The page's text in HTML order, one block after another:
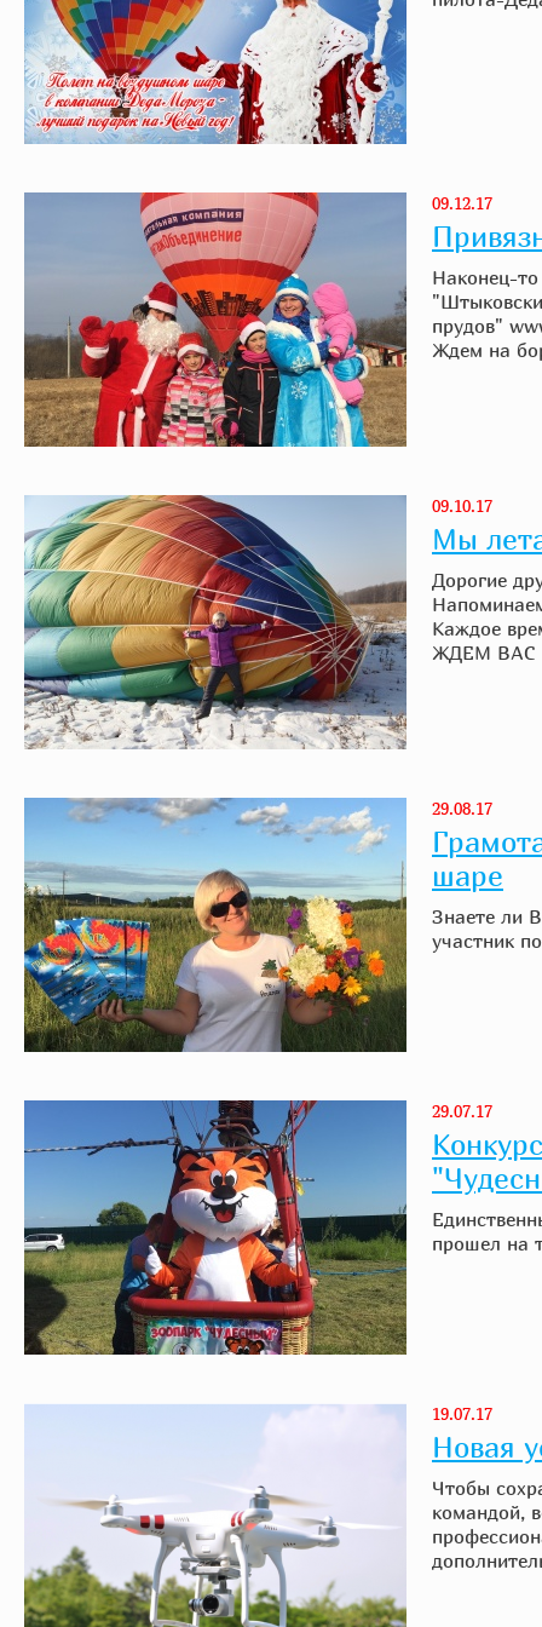
09.12.17
Наконец-то
прудов"
Ждем на
09.10.17
Мы
Дорогие
Каждое
ЖДЕМ ВАС
29.08.17
шаре
Знаете ли
участник
29.07.17
прошел на
19.07.17
Новая
Чтобы
командой,